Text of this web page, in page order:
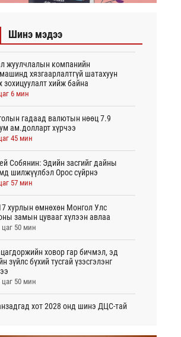
Шинэ мэдээ
жуулчлалын компанийн
хязгаарлалтгүй шатахуун
зохицуулалт хийж байна
6 мин
гадаад валютын нөөц 7.9
ам.долларт хүрчээ
45 мин
Собянин: Эдийн засгийг дайны
шилжүүлбэл Орос сүйрнэ
57 мин
хурлын өмнөхөн Монгол Улс
замын цувааг хүлээн авлаа
цаг 50 мин
ховор гар бичмэл, эд
зүйлс бүхий тусгай үзэсгэлэнг
цаг 50 мин
хот 2028 онд шинэ ДЦС-тай